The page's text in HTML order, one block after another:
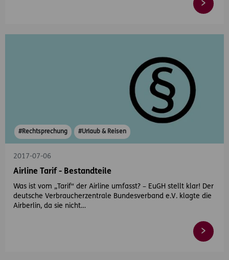
#Rechtsprechung #Urlaub & Reisen
2017-07-06
Airline Tarif - Bestandteile
Was ist vom „Tarif“ der Airline umfasst? – EuGH stellt klar! Der
deutsche Verbraucherzentrale Bundesverband e.V. klagte die
Airberlin, da sie nicht…